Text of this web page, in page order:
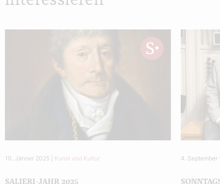
10. Jänner 2025 Kunst und Kultur
SALIERI-JAHR 2025
4. September